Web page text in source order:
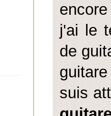
j'ai le
de
suis